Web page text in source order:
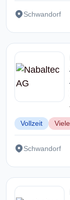
Schwandorf
Vollzeit
Schwandorf